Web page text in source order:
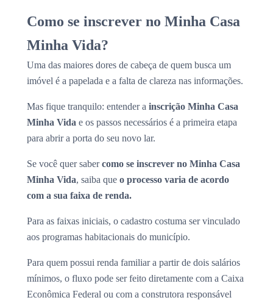
Como se inscrever no Minha Casa
Minha Vida?
Uma das maiores dores de cabeça de quem busca um
imóvel é a papelada e a falta de clareza nas informações.
Mas fique tranquilo: entender a inscrição Minha Casa
Minha Vida e os passos necessários é a primeira etapa
para abrir a porta do seu novo lar.
Se você quer sabercomo se inscrever no Minha Casa
Minha Vida, saiba que o processo varia de acordo
com a sua faixa de renda.
Para as faixas iniciais, o cadastro costuma ser vinculado
aos programas habitacionais do município.
Para quem possui renda familiar a partir de dois salários
mínimos, o fluxo pode ser feito diretamente com a Caixa
Econômica Federal ou com a construtora responsável